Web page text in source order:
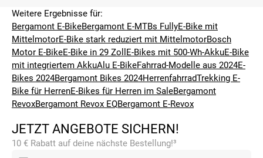
Weitere Ergebnisse für:
Bergamont E-BikeBergamont E-MTBs FullyE-Bike mit
MittelmotorE-Bike stark reduziert mit MittelmotorBosch
Motor E-BikeE-Bike in 29 Zoll E-Bikes mit 500-Wh-AkkuE-Bike
mit integriertem AkkuAlu E-BikeFahrrad-Modelle aus 2024E-
Bikes 2024Bergamont Bikes 2024HerrenfahrradTrekking E-
Bike für HerrenE-Bikes für Herren im SaleBergamont
RevoxBergamont Revox EQBergamont E-Revox
JETZT ANGEBOTE SICHERN!
10 € Rabatt auf deine nächste Bestellung!³